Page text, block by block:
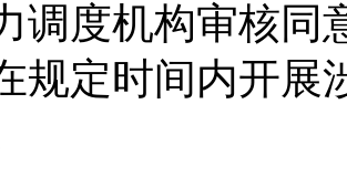
调度机构审核同
规定时间内开展